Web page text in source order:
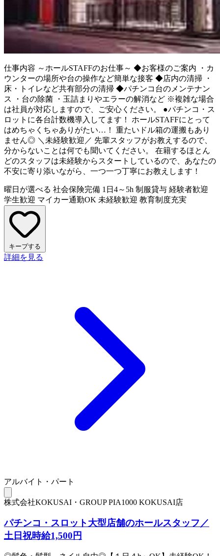
仕事内容 ～ホールSTAFFのお仕事～ ◆お客様のご案内 ・カ
ウンターの場所や台の操作など簡単な接客 ◆店内の清掃 ・
床・トイレなど共有部分の清掃 ◆パチンコ台のメンテナン
ス ・台の除菌 ・玉詰まりやエラーの解消など ※複雑な場合
は社員が対応しますので、ご安心ください。 ●パチンコ・ス
ロットに各台計数機導入してます！ ホールSTAFFにとって
はめちゃくちゃありがたい…！ 重たいドル箱の運搬もあり
ません◎ ＼未経験歓迎／ 先輩スタッフがお教えするので、
分からないことは何でも聞いてください。 在籍するほとん
どのスタッフは未経験からスタートしているので、あなたの
不安に寄り添いながら、一つ一つ丁寧にお教えします！
曜日が選べる 社会保険完備 1日4～5h 制服貸与 経験者歓迎
学生歓迎 マイカー通勤OK 未経験歓迎 教育制度充実
キープする
詳細を見る
アルバイト・パート
株式会社KOKUSAI・GROUP PIA1000 KOKUSAI店
パチンコ・スロット大型店舗のホールスタッフ／
土日祝時給1,500円